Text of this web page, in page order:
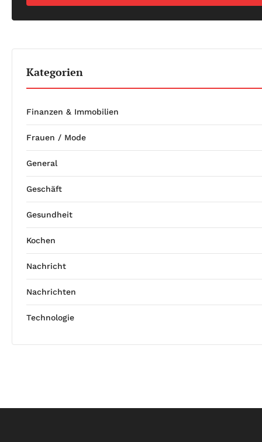
Kategorien
Finanzen & Immobilien
Frauen / Mode
General
Geschäft
Gesundheit
Kochen
Nachricht
Nachrichten
Technologie